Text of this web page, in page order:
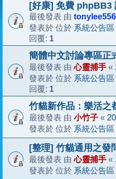
[好康] 免費 phpBB3
最後發表 由
發表於 位於 系統公告區
回覆: 1
簡體中文討論專區正
最後發表 由心靈捕手 «
發表於 位於 系統公告區
回覆: 1
竹貓新作品：樂活
最後發表 由 小竹子 «
發表於 位於 系統公告區
[整理] 竹貓通用之發
最後發表 由心靈捕手 «
發表於 位於 系統公告區